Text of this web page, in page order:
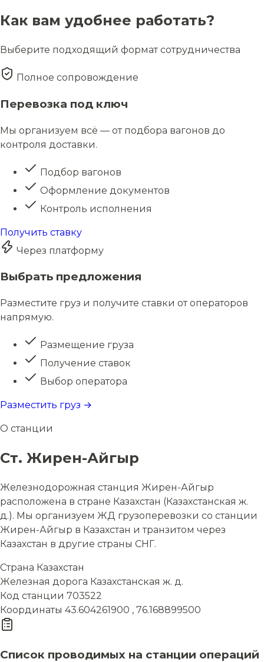
Как вам удобнее работать?
Выберите подходящий формат сотрудничества
Полное сопровождение
Перевозка под ключ
Мы организуем всё — от подбора вагонов до
контроля доставки.
Подбор вагонов
Оформление документов
Контроль исполнения
Получить ставку
Через платформу
Выбрать предложения
Разместите груз и получите ставки от операторов
напрямую.
Размещение груза
Получение ставок
Выбор оператора
Разместить груз →
О станции
Ст. Жирен-Айгыр
Железнодорожная станция Жирен-Айгыр
расположена в стране Казахстан (Казахстанская ж.
д.). Мы организуем ЖД грузоперевозки со станции
Жирен-Айгыр в Казахстан и транзитом через
Казахстан в другие страны СНГ.
Страна Казахстан
Железная дорога Казахстанская ж. д.
Код станции 703522
Координаты 43.604261900 , 76.168899500
Список проводимых на станции операций